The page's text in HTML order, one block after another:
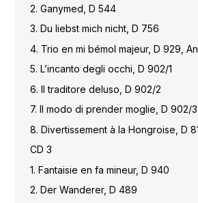
2. Ganymed, D 544
3. Du liebst mich nicht, D 756
4. Trio en mi bémol majeur, D 929,
5. L’incanto degli occhi, D 902/1
6. Il traditore deluso, D 902/2
7. Il modo di prender moglie, D 902/3
8. Divertissement à la Hongroise, D
CD 3
1. Fantaisie en fa mineur, D 940
2. Der Wanderer, D 489